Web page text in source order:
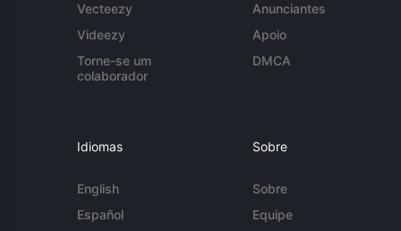
Vecteezy
Videezy
Torne-se um
colaborador
Anunciantes
Apoio
DMCA
Idiomas
English
Español
Sobre
Sobre
Equipe